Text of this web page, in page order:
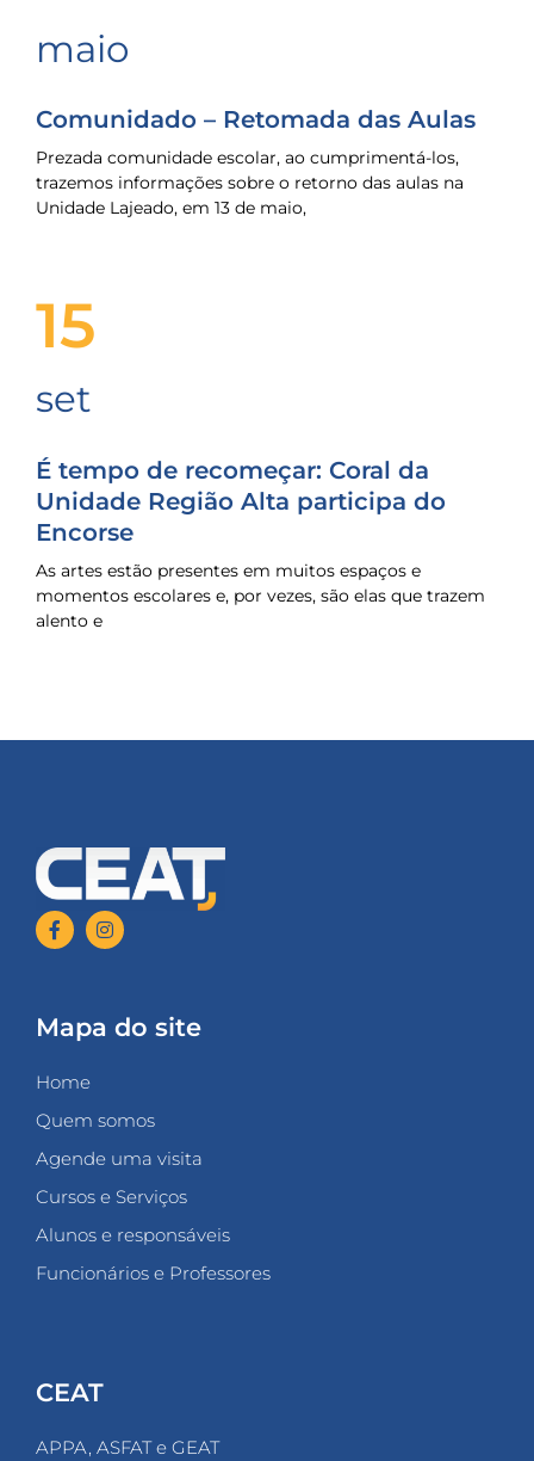
maio
Comunidado – Retomada das Aulas
Prezada comunidade escolar, ao cumprimentá-los,
trazemos informações sobre o retorno das aulas na
Unidade Lajeado, em 13 de maio,
15
set
É tempo de recomeçar: Coral da
Unidade Região Alta participa do
Encorse
As artes estão presentes em muitos espaços e
momentos escolares e, por vezes, são elas que trazem
alento e
Mapa do site
Home
Quem somos
Agende uma visita
Cursos e Serviços
Alunos e responsáveis
Funcionários e Professores
CEAT
APPA, ASFAT e GEAT